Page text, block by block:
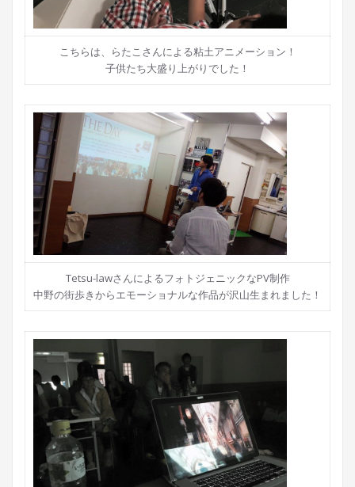
こちらは、らたこさんによる粘土アニメーション！
子供たち大盛り上がりでした！
Tetsu-lawさんによるフォトジェニックなPV制作
中野の街歩きからエモーショナルな作品が沢山生まれました！